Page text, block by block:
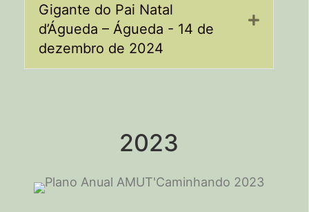
Gigante do Pai Natal
d’Águeda – Águeda - 14 de
dezembro de 2024
Expand
2023